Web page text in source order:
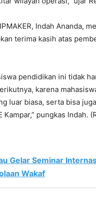
Indah Ananda,
terima kasih atas
pendidikan ini tidak
karena
luar biasa, serta bisa
pungkas Indah.
Gelar Seminar
Wakaf